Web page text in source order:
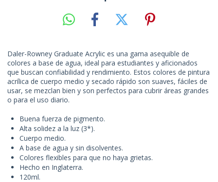
Daler-Rowney Graduate Acrylic es una gama asequible de
colores a base de agua, ideal para estudiantes y aficionados
que buscan confiabilidad y rendimiento. Estos colores de pintura
acrílica de cuerpo medio y secado rápido son suaves, fáciles de
usar, se mezclan bien y son perfectos para cubrir áreas grandes
o para el uso diario.
Buena fuerza de pigmento.
Alta solidez a la luz (3*).
Cuerpo medio.
A base de agua y sin disolventes.
Colores flexibles para que no haya grietas.
Hecho en Inglaterra.
120ml.